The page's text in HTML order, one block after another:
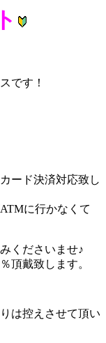
です！
ード決済対応致し
に行かなくて
くださいませ♪
頂戴致します。
は控えさせて頂い